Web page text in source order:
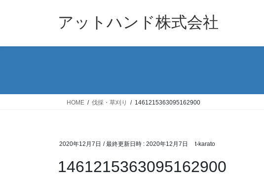
アットハンド株式会社
HOME 伐採・草刈り 1461215363095162900
2020年12月7日 / 最終更新日時 : 2020年12月7日 t-karato
1461215363095162900